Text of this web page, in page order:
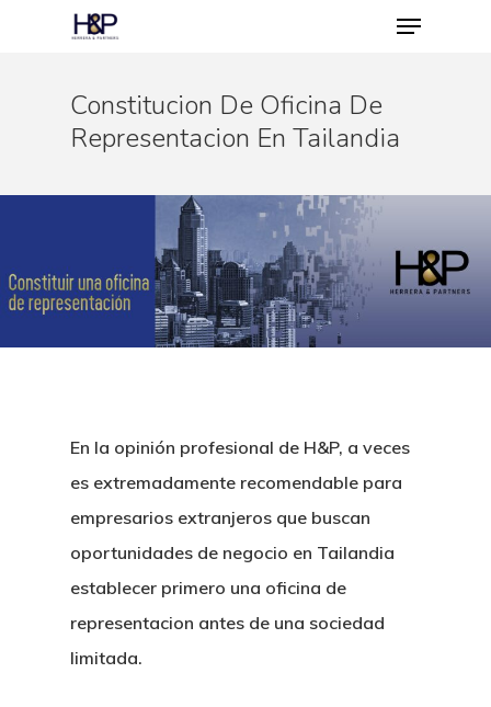
Hit enter to search or ESC to close
Constitucion De Oficina De
Representacion En Tailandia
En la opinión profesional de H&P, a veces
es extremadamente recomendable para
empresarios extranjeros que buscan
oportunidades de negocio en Tailandia
establecer primero una oficina de
representacion antes de una sociedad
limitada.